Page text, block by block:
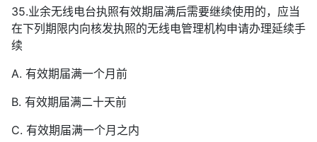
35.业余无线电台执照有效期届满后需要继续使用的，应当
在下列期限内向核发执照的无线电管理机构申请办理延续手
续
A. 有效期届满一个月前
B. 有效期届满二十天前
C. 有效期届满一个月之内